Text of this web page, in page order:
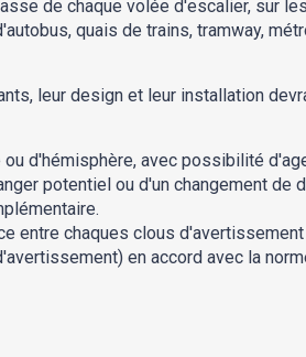
de chaque volée d'escalier, sur
quais de trains, tramway,
leur design et leur installation
d'hémisphère, avec possibilité
potentiel ou d'un changement de
chaques clous
en accord avec la